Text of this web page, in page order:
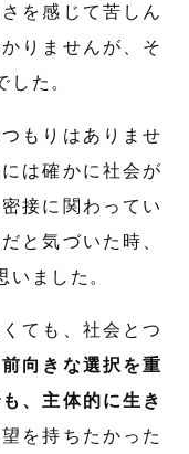
を感じて苦しん
りませんが、そ
した。
もりはありませ
は確かに社会が
接に関わってい
と気づいた時、
いました。
ても、社会とつ
向きな選択を重
、主体的に生き
を持ちたかった